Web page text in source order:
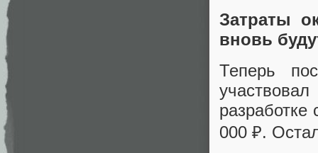
Затраты
вновь
Теперь
000 ₽.